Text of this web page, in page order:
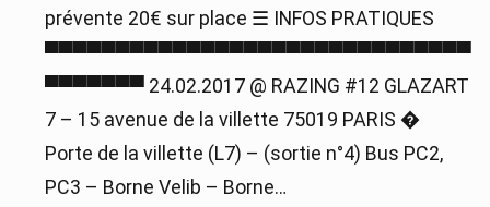
prévente 20€ sur place ☰ INFOS PRATIQUES
▀▀▀▀▀▀▀▀▀▀▀▀▀▀▀▀▀▀▀▀▀▀▀▀▀▀▀▀▀▀
▀▀▀▀▀▀▀ 24.02.2017 @ RAZING #12 GLAZART
7 – 15 avenue de la villette 75019 PARIS �
Porte de la villette (L7) – (sortie n°4) Bus PC2,
PC3 – Borne Velib – Borne…